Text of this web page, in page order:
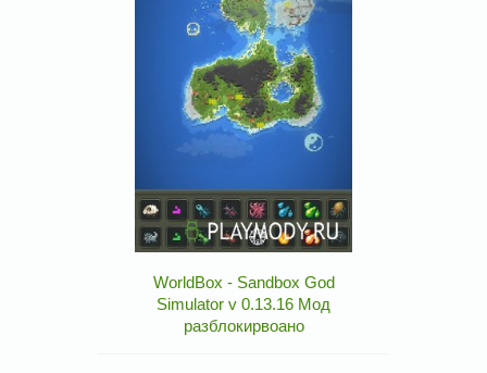
WorldBox - Sandbox God
Simulator v 0.13.16 Мод
разблокирвоано